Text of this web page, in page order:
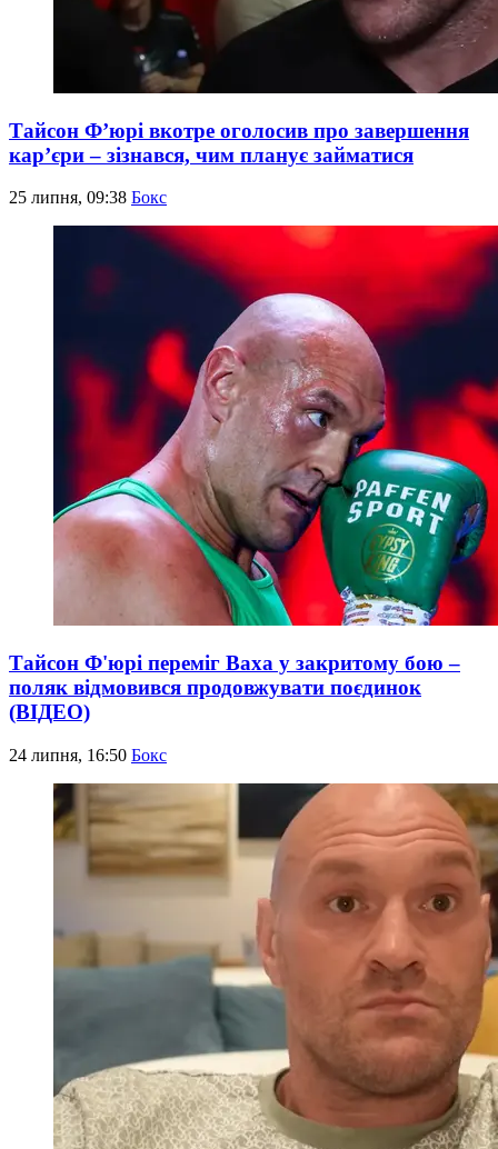
Тайсон Ф’юрі вкотре оголосив про завершення
кар’єри – зізнався, чим планує займатися
25 липня, 09:38 Бокс
Тайсон Ф'юрі переміг Ваха у закритому бою –
поляк відмовився продовжувати поєдинок
(ВІДЕО)
24 липня, 16:50 Бокс